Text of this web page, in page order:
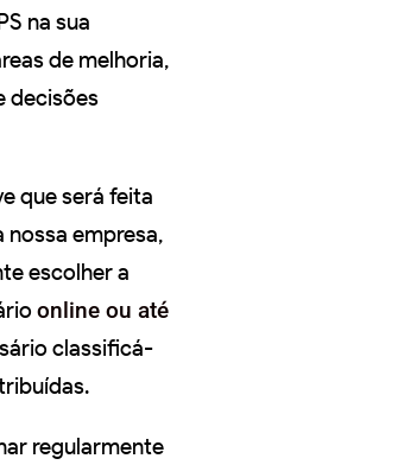
na sua
de melhoria,
decisões
que será feita
nossa empresa,
escolher a
online ou até
classificá-
regularmente